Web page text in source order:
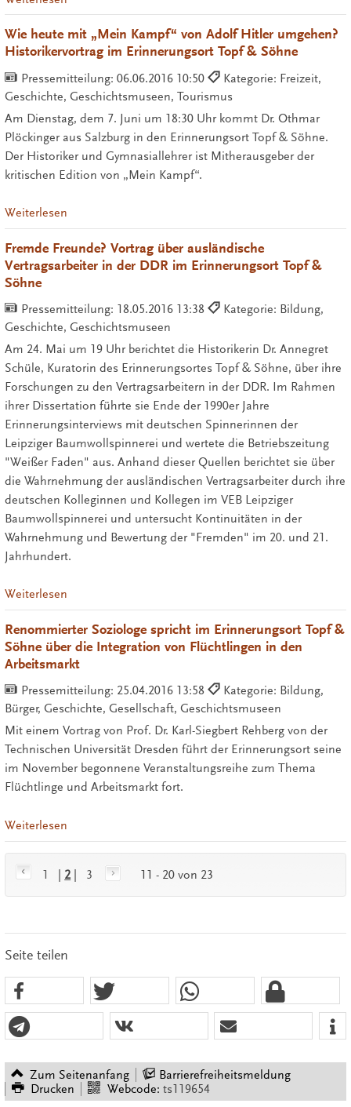
Wie heute mit „Mein Kampf“ von Adolf Hitler umgehen?
Historikervortrag im Erinnerungsort Topf & Söhne
Pressemitteilung: 06.06.2016 10:50
Kategorie: Freizeit,
Geschichte, Geschichtsmuseen, Tourismus
Am Dienstag, dem 7. Juni um 18:30 Uhr kommt Dr. Othmar
Plöckinger aus Salzburg in den Erinnerungsort Topf & Söhne.
Der Historiker und Gymnasiallehrer ist Mitherausgeber der
kritischen Edition von „Mein Kampf“.
Weiterlesen
Fremde Freunde? Vortrag über ausländische
Vertragsarbeiter in der DDR im Erinnerungsort Topf &
Söhne
Pressemitteilung: 18.05.2016 13:38
Kategorie: Bildung,
Geschichte, Geschichtsmuseen
Am 24. Mai um 19 Uhr berichtet die Historikerin Dr. Annegret
Schüle, Kuratorin des Erinnerungsortes Topf & Söhne, über ihre
Forschungen zu den Vertragsarbeitern in der DDR. Im Rahmen
ihrer Dissertation führte sie Ende der 1990er Jahre
Erinnerungsinterviews mit deutschen Spinnerinnen der
Leipziger Baumwollspinnerei und wertete die Betriebszeitung
"Weißer Faden" aus. Anhand dieser Quellen berichtet sie über
die Wahrnehmung der ausländischen Vertragsarbeiter durch ihre
deutschen Kolleginnen und Kollegen im VEB Leipziger
Baumwollspinnerei und untersucht Kontinuitäten in der
Wahrnehmung und Bewertung der "Fremden" im 20. und 21.
Jahrhundert.
Weiterlesen
Renommierter Soziologe spricht im Erinnerungsort Topf &
Söhne über die Integration von Flüchtlingen in den
Arbeitsmarkt
Pressemitteilung: 25.04.2016 13:58
Kategorie: Bildung,
Bürger, Geschichte, Gesellschaft, Geschichtsmuseen
Mit einem Vortrag von Prof. Dr. Karl-Siegbert Rehberg von der
Technischen Universität Dresden führt der Erinnerungsort seine
im November begonnene Veranstaltungsreihe zum Thema
Flüchtlinge und Arbeitsmarkt fort.
Weiterlesen
1 2 3 11 - 20 von 23
Seite teilen
Zum Seitenanfang
Barrierefreiheitsmeldung
Drucken
Webcode: ts119654